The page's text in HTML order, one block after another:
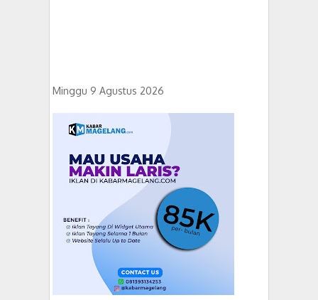
Minggu 9 Agustus 2026